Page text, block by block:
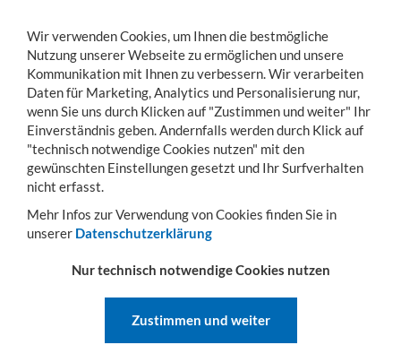
Toggle
navigation
MENÜ KONTO WARENKORB
Sie sind hier: Betriebseinrichtung Arbeitstische und Werkbänke
LOCHPLATTE
Wir verwenden Cookies, um Ihnen die bestmögliche
Nutzung unserer Webseite zu ermöglichen und unsere
Kommunikation mit Ihnen zu verbessern. Wir verarbeiten
Daten für Marketing, Analytics und Personalisierung nur,
wenn Sie uns durch Klicken auf "Zustimmen und weiter" Ihr
Einverständnis geben. Andernfalls werden durch Klick auf
"technisch notwendige Cookies nutzen" mit den
gewünschten Einstellungen gesetzt und Ihr Surfverhalten
nicht erfasst.
Mehr Infos zur Verwendung von Cookies finden Sie in
unserer Datenschutzerklärung
Nur technisch notwendige Cookies nutzen
Zustimmen und weiter